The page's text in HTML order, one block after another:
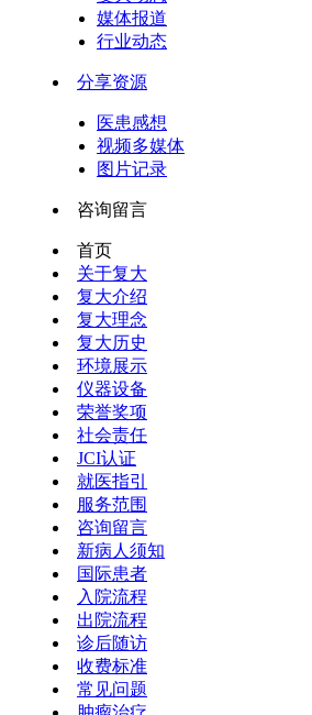
媒体报道
行业动态
分享资源
医患感想
视频多媒体
图片记录
咨询留言
首页
关于复大
复大介绍
复大理念
复大历史
环境展示
仪器设备
荣誉奖项
社会责任
JCI认证
就医指引
服务范围
咨询留言
新病人须知
国际患者
入院流程
出院流程
诊后随访
收费标准
常见问题